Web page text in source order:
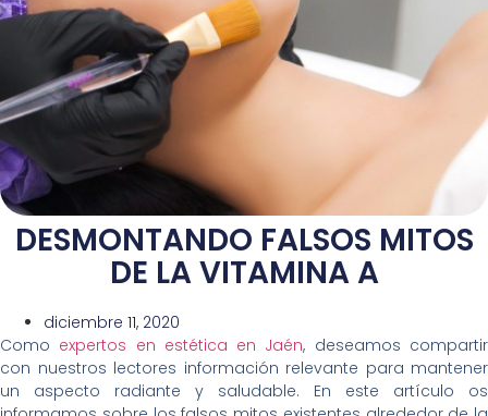
DESMONTANDO FALSOS MITOS
DE LA VITAMINA A
diciembre 11, 2020
Como expertos en estética en Jaén, deseamos compartir
con nuestros lectores información relevante para mantener
un aspecto radiante y saludable. En este artículo os